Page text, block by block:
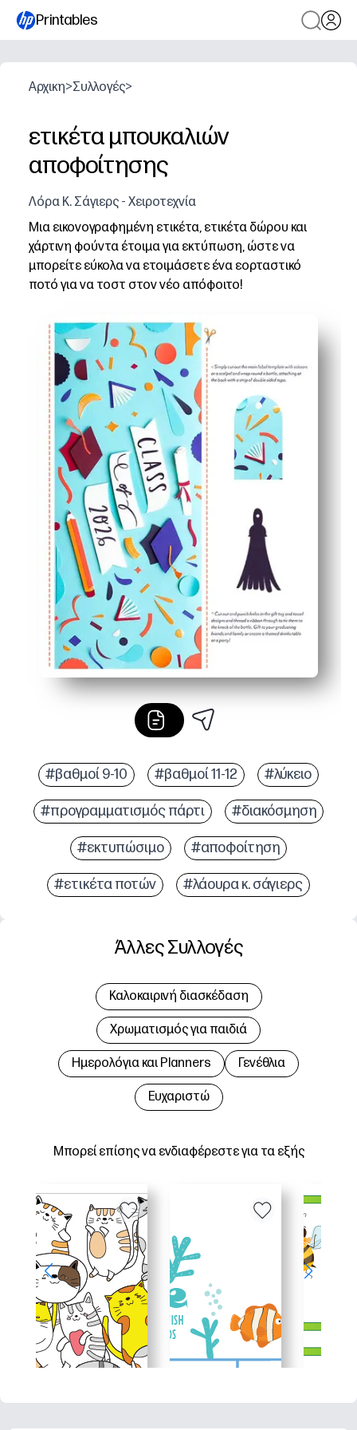
Printables
Αρχικη>Συλλογές>
ετικέτα μπουκαλιών
αποφοίτησης
Λόρα Κ. Σάγιερς - Χειροτεχνία
Μια εικονογραφημένη ετικέτα, ετικέτα δώρου και
χάρτινη φούντα έτοιμα για εκτύπωση, ώστε να
μπορείτε εύκολα να ετοιμάσετε ένα εορταστικό
ποτό για να τοστ στον νέο απόφοιτο!
Εκτυπώσιμα μηδενικής προετοιμασίας - εκτυπώστε,
Ευέλικτο για κάθε γιορτή - λειτουργεί με αφρώδη
Συνεκτική, στιλβωμένη εμφάνιση - τα ταιριαστά
Εύκολη εξατομίκευση - προσθέστε το όνομα του
#βαθμοί 9-10 #βαθμοί 11-12 #λύκειο
#προγραμματισμός πάρτι #διακόσμηση
#εκτυπώσιμο #αποφοίτηση
#ετικέτα ποτών #λάουρα κ. σάγιερς
Μπορεί επίσης να ενδιαφέρεστε για τα εξής
Άλλες Συλλογές
Καλοκαιρινή διασκέδαση
Χρωματισμός για παιδιά
Hμερολόγια και Planners Γενέθλια
Ευχαριστώ